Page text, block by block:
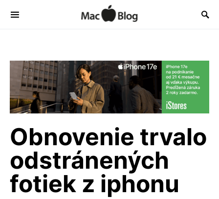
Obnovenie trvalo
odstránených
fotiek z iphonu